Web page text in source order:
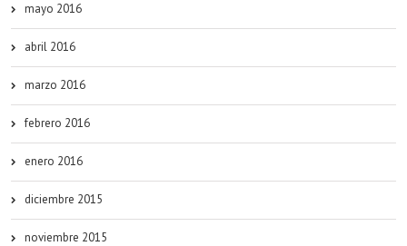
mayo 2016
abril 2016
marzo 2016
febrero 2016
enero 2016
diciembre 2015
noviembre 2015